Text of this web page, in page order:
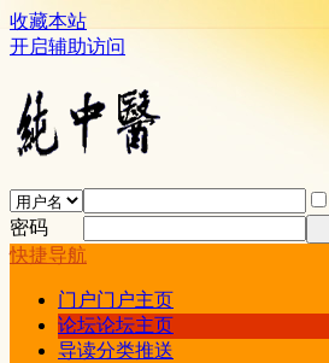
收藏本站
开启辅助访问
密码
快捷导航
门户门户主页
论坛论坛主页
导读分类推送